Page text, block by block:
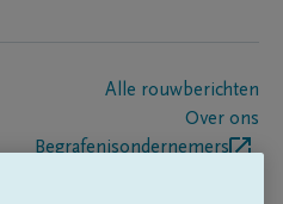
Alle rouwberichten
Over ons
Begrafenisondernemers